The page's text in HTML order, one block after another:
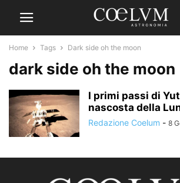
Home Tags Dark side oh the moon
dark side oh the moon
I primi passi di
nascosta della
Redazione Coelum - 8